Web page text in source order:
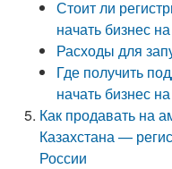
Стоит ли
начать бизнес
Расходы для
Где получить
начать бизнес
Как продавать на
Казахстана —
России